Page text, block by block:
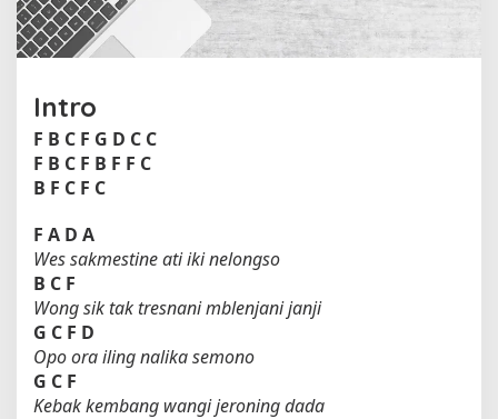
Intro
F B C F G D C C
F B C F B F F C
B F C F C
F A D A
Wes sakmestine ati iki nelongso
B C F
Wong sik tak tresnani mblenjani janji
G C F D
Opo ora iling nalika semono
G C F
Kebak kembang wangi jeroning dada